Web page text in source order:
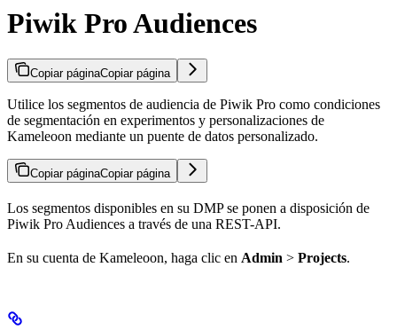
Piwik Pro Audiences
Copiar páginaCopiar página
Utilice los segmentos de audiencia de Piwik Pro como condiciones
de segmentación en experimentos y personalizaciones de
Kameleoon mediante un puente de datos personalizado.
Copiar páginaCopiar página
Los segmentos disponibles en su DMP se ponen a disposición de
Piwik Pro Audiences a través de una REST-API.
En su cuenta de Kameleoon, haga clic en Admin > Projects.